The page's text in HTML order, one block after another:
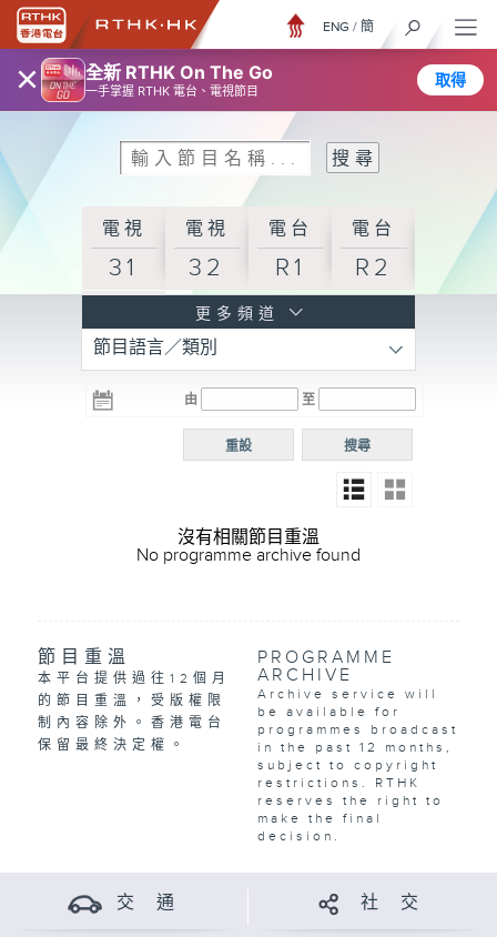
× 全新 RTHK On The Go
一手掌握 RTHK 電台、電視節目
取得
ENG / 簡
電視
31
電視
32
電台
R1
電台
R2
R3
電台 電台
R5
電台
普通
更多頻道
節目語言／類別
由 至
搜尋
重設
沒有相關節目重溫
No programme archive found
節目重溫
本平台提供過往12個月
的節目重溫，受版權限
制內容除外。香港電台
保留最終決定權。
PROGRAMME
ARCHIVE
Archive service will
be available for
programmes broadcast
in the past 12 months,
subject to copyright
restrictions. RTHK
reserves the right to
make the final
decision.
交 通 社 交